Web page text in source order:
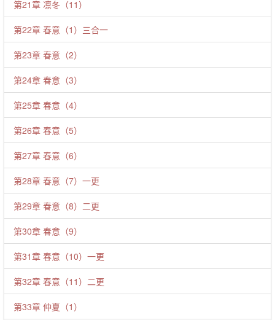
第21章 凛冬（11）
第22章 春意（1）三合一
第23章 春意（2）
第24章 春意（3）
第25章 春意（4）
第26章 春意（5）
第27章 春意（6）
第28章 春意（7）一更
第29章 春意（8）二更
第30章 春意（9）
第31章 春意（10）一更
第32章 春意（11）二更
第33章 仲夏（1）